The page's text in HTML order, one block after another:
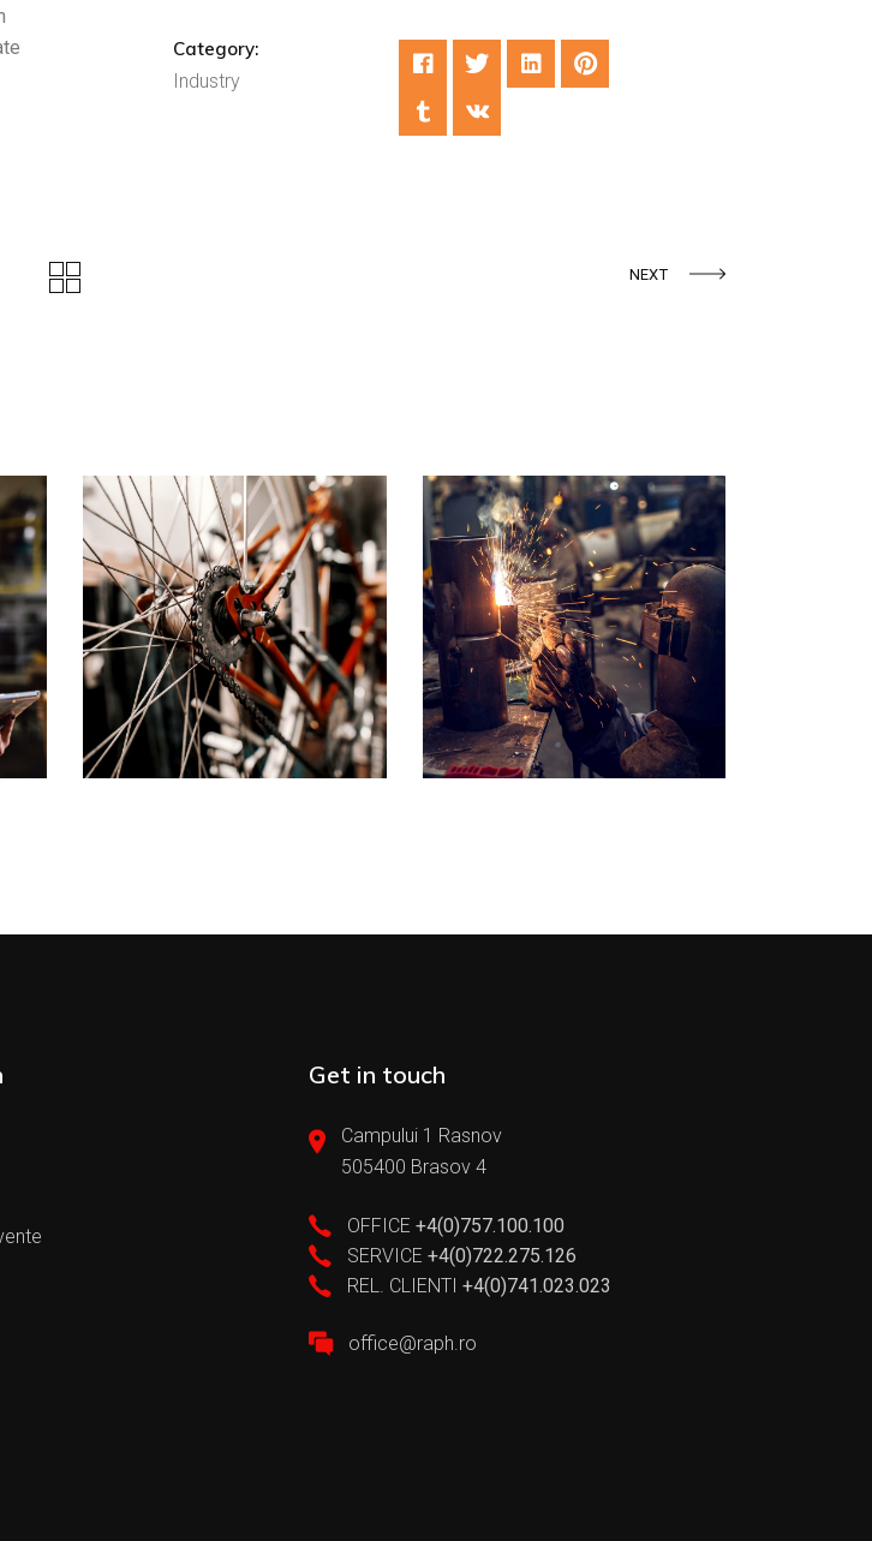
Category:
Industry
NEXT
Get in touch
Campului 1 Rasnov
505400 Brasov 4
OFFICE+4(0)757.100.100
SERVICE+4(0)722.275.126
REL. CLIENTI+4(0)741.023.023
office@raph.ro